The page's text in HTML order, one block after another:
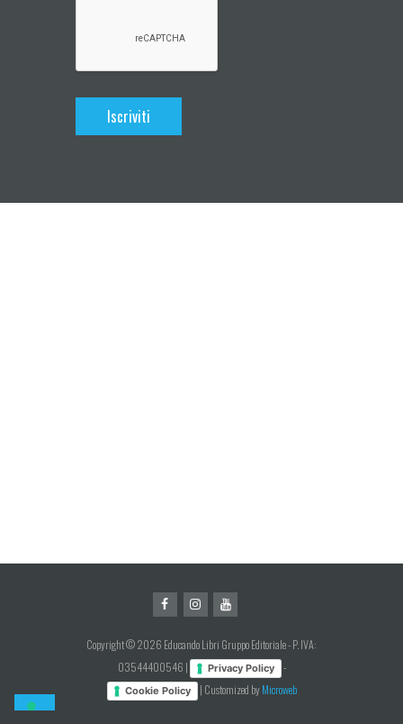
Copyright © 2026 Educando Libri Gruppo Editoriale - P. IVA:
03544400546 |
Privacy Policy -
Cookie Policy | Customized byMicroweb